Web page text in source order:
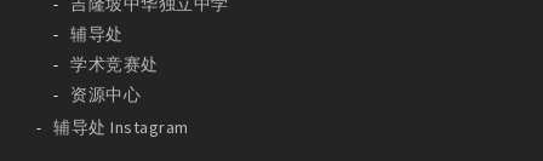
辅导处
学术竞赛处
资源中心
辅导处 Instagram